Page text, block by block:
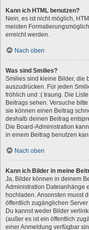
Kann ich HTML benutzen?
Nein, es ist nicht möglich,
meisten
erreicht werden.
Nach oben
Was sind Smilies?
Smilies sind kleine Bilder, die
auszudrücken. Für jeden
fröhlich und :( traurig. Die
Beitrags sehen. Versuche
sie können einen Beitrag
deshalb deinen Beitrag
Die Board-Administration
in einem Beitrag benutzen
Nach oben
Kann ich Bilder in meine
Ja, Bilder können in deinem
Administration Dateianhänge
hochladen. Ansonsten musst
öffentlich zugänglichen
Du kannst weder Bilder
(außer es ist ein öffentlich
einer Anmeldung verfügbar